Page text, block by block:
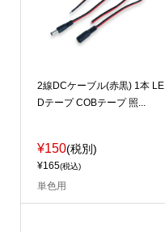
2線DCケーブル(赤黒) 1本 LE
Dテープ COBテープ 照...
¥150(税別)
¥165(税込)
単色用